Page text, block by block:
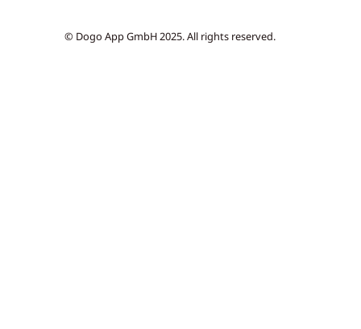
© Dogo App GmbH 2025. All rights reserved.